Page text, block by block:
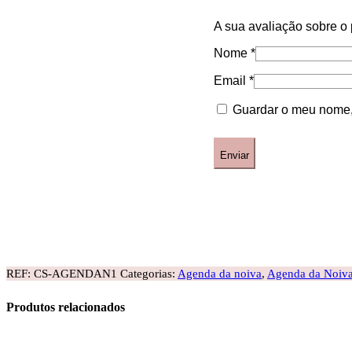
A sua avaliação sobre o
Nome *
Email *
Guardar o meu
REF: CS-AGENDAN1 Categorias: Agenda da noiva, Agenda da Noiva
Produtos relacionados